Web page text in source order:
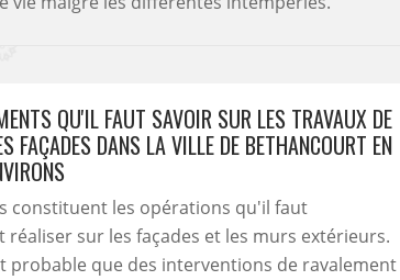
QU'IL FAUT SAVOIR SUR LES TRAVAUX DE
FAÇADES DANS LA VILLE DE BETHANCOURT EN
constituent les opérations qu'il faut
réaliser sur les façades et les murs extérieurs.
probable que des interventions de ravalement